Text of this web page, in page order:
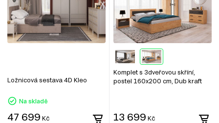
Ložnicová sestava 4D Kleo
Na skladě
47 699 Kč
Komplet s 3dveřovou skříní,
postel 160x200 cm, Dub kraft
13 699 Kč